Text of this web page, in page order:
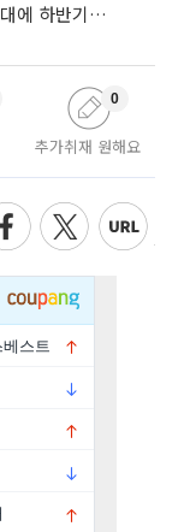
부울경 메가시티 논의 본격화⋯교통망 기대에 하반기 분양시장 '주목'
추가취재 원해요
0